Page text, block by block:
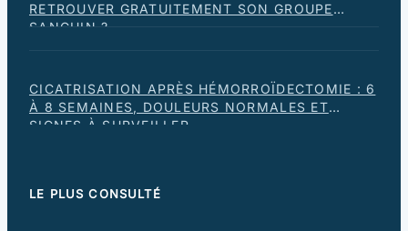
RETROUVER GRATUITEMENT SON GROUPE
SANGUIN ?
CICATRISATION APRÈS HÉMORROÏDECTOMIE : 6
À 8 SEMAINES, DOULEURS NORMALES ET
SIGNES À SURVEILLER
LE PLUS CONSULTÉ